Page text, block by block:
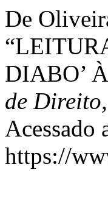
De
DIABO’
de
Acessado
https://